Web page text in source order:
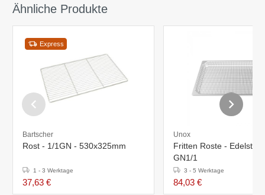
Ähnliche Produkte
Express
Bartscher
Rost - 1/1GN - 530x325mm
1 - 3 Werktage
37,63 €
Unox
Fritten Roste -
GN1/1
3 - 5 Werktage
84,03 €